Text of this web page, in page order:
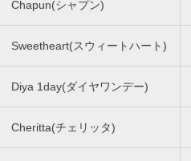
Chapun(シャプン)
Sweetheart(スウィートハート)
Diya 1day(ダイヤワンデー)
Cheritta(チェリッタ)